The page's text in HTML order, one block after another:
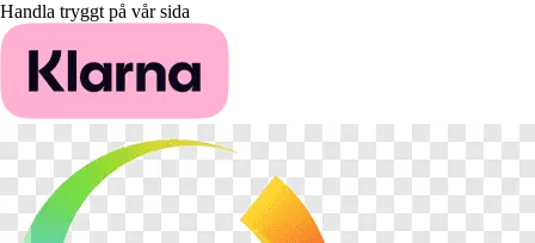
Handla tryggt på vår sida